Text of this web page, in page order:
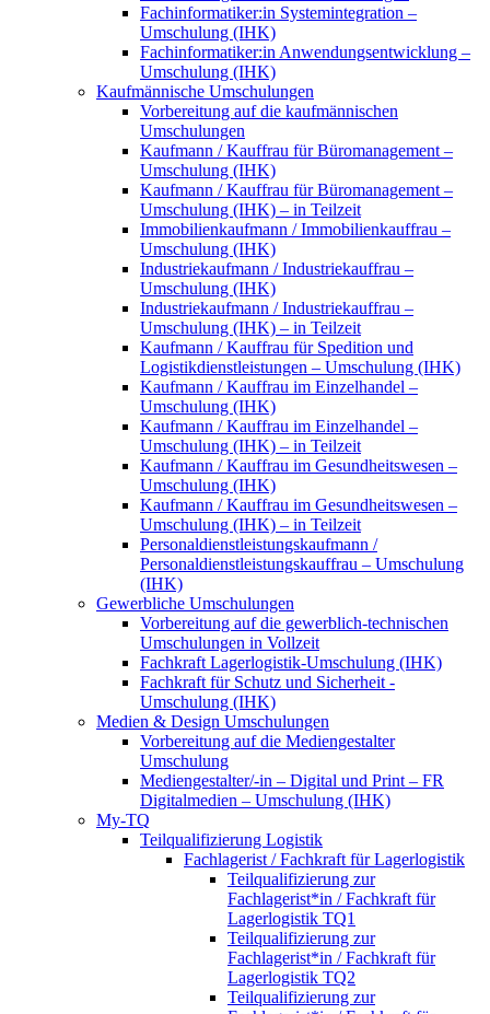
Fachinformatiker:in Systemintegration –
Umschulung (IHK)
Fachinformatiker:in Anwendungsentwicklung –
Umschulung (IHK)
Kaufmännische Umschulungen
Vorbereitung auf die kaufmännischen
Umschulungen
Kaufmann / Kauffrau für Büromanagement –
Umschulung (IHK)
Kaufmann / Kauffrau für Büromanagement –
Umschulung (IHK) – in Teilzeit
Immobilienkaufmann / Immobilienkauffrau –
Umschulung (IHK)
Industriekaufmann / Industriekauffrau –
Umschulung (IHK)
Industriekaufmann / Industriekauffrau –
Umschulung (IHK) – in Teilzeit
Kaufmann / Kauffrau für Spedition und
Logistikdienstleistungen – Umschulung (IHK)
Kaufmann / Kauffrau im Einzelhandel –
Umschulung (IHK)
Kaufmann / Kauffrau im Einzelhandel –
Umschulung (IHK) – in Teilzeit
Kaufmann / Kauffrau im Gesundheitswesen –
Umschulung (IHK)
Kaufmann / Kauffrau im Gesundheitswesen –
Umschulung (IHK) – in Teilzeit
Personaldienstleistungskaufmann /
Personaldienstleistungskauffrau – Umschulung
(IHK)
Gewerbliche Umschulungen
Vorbereitung auf die gewerblich-technischen
Umschulungen in Vollzeit
Fachkraft Lagerlogistik-Umschulung (IHK)
Fachkraft für Schutz und Sicherheit -
Umschulung (IHK)
Medien & Design Umschulungen
Vorbereitung auf die Mediengestalter
Umschulung
Mediengestalter/-in – Digital und Print – FR
Digitalmedien – Umschulung (IHK)
My-TQ
Teilqualifizierung Logistik
Fachlagerist / Fachkraft für Lagerlogistik
Teilqualifizierung zur
Fachlagerist*in / Fachkraft für
Lagerlogistik TQ1
Teilqualifizierung zur
Fachlagerist*in / Fachkraft für
Lagerlogistik TQ2
Teilqualifizierung zur